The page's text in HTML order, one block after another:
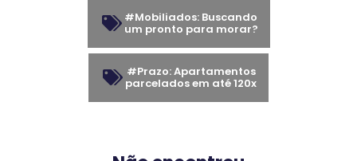
#Mobiliados: Buscando
um pronto para morar?
#Prazo: Apartamentos
parcelados em até 120x